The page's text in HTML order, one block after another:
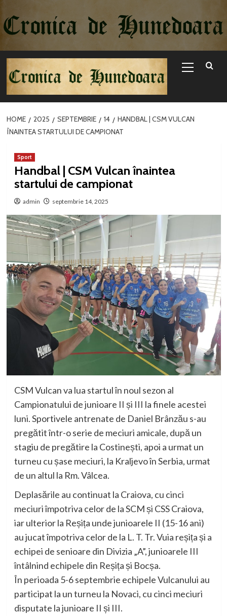
la
conținut
Menu
HOME 2025 SEPTEMBRIE 14
HANDBAL | CSM VULCAN
ÎNAINTEA STARTULUI DE CAMPIONAT
Sport
Handbal | CSM Vulcan înaintea
startului de campionat
admin septembrie 14, 2025
CSM Vulcan va lua startul în noul sezon al
Campionatului de junioare II și III la finele acestei
luni. Sportivele antrenate de Daniel Brânzău s-au
pregătit într-o serie de meciuri amicale, după un
stagiu de pregătire la Costinești, apoi a urmat un
turneu cu șase meciuri, la Kraljevo în Serbia, urmat
de un altul la Rm. Vâlcea.
Deplasările au continuat la Craiova, cu cinci
meciuri împotriva celor de la SCM și CSS Craiova,
iar ulterior la Reșița unde junioarele II (15-16 ani)
au jucat împotriva celor de la L. T. Tr. Vuia reșița și a
echipei de senioare din Divizia „A”, junioarele III
întâlnind echipele din Reșița și Bocșa.
În perioada 5-6 septembrie echipele Vulcanului au
participat la un turneu la Novaci, cu cinci meciuri
disputate la junioare II și III.